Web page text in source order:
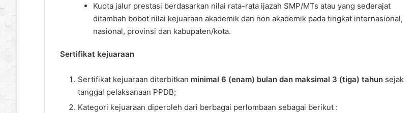
Kuota jalur prestasi berdasarkan nilai rata-rata ijazah SMP/MTs atau yang sederajat
ditambah bobot nilai kejuaraan akademik dan non akademik pada tingkat internasional,
nasional, provinsi dan kabupaten/kota.
Sertifikat kejuaraan
Sertifikat kejuaraan diterbitkan minimal 6 (enam) bulan dan maksimal 3 (tiga) tahun sejak
tanggal pelaksanaan PPDB;
Kategori kejuaraan diperoleh dari berbagai perlombaan sebagai berikut :